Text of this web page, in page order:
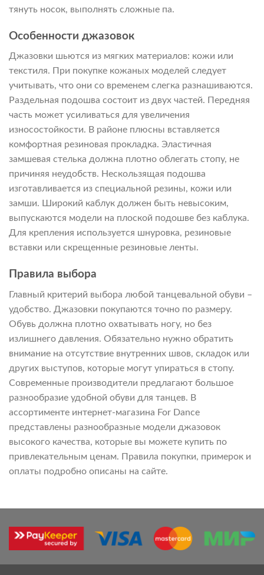
тянуть носок, выполнять сложные па.
Особенности джазовок
Джазовки шьются из мягких материалов: кожи или
текстиля. При покупке кожаных моделей следует
учитывать, что они со временем слегка разнашиваются.
Раздельная подошва состоит из двух частей. Передняя
часть может усиливаться для увеличения
износостойкости. В районе плюсны вставляется
комфортная резиновая прокладка. Эластичная
замшевая стелька должна плотно облегать стопу, не
причиняя неудобств. Нескользящая подошва
изготавливается из специальной резины, кожи или
замши. Широкий каблук должен быть невысоким,
выпускаются модели на плоской подошве без каблука.
Для крепления используется шнуровка, резиновые
вставки или скрещенные резиновые ленты.
Правила выбора
Главный критерий выбора любой танцевальной обуви –
удобство. Джазовки покупаются точно по размеру.
Обувь должна плотно охватывать ногу, но без
излишнего давления. Обязательно нужно обратить
внимание на отсутствие внутренних швов, складок или
других выступов, которые могут упираться в стопу.
Современные производители предлагают большое
разнообразие удобной обуви для танцев. В
ассортименте интернет-магазина For Dance
представлены разнообразные модели джазовок
высокого качества, которые вы можете купить по
привлекательным ценам. Правила покупки, примерок и
оплаты подробно описаны на сайте.